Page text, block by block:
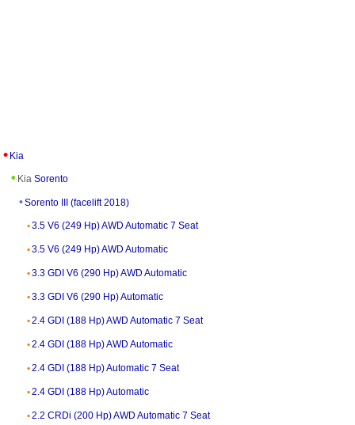
Kia
Kia Sorento
Sorento III (facelift 2018)
3.5 V6 (249 Hp) AWD Automatic 7 Seat
3.5 V6 (249 Hp) AWD Automatic
3.3 GDI V6 (290 Hp) AWD Automatic
3.3 GDI V6 (290 Hp) Automatic
2.4 GDI (188 Hp) AWD Automatic 7 Seat
2.4 GDI (188 Hp) AWD Automatic
2.4 GDI (188 Hp) Automatic 7 Seat
2.4 GDI (188 Hp) Automatic
2.2 CRDi (200 Hp) AWD Automatic 7 Seat